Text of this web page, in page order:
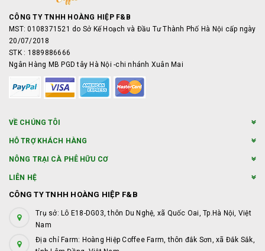
CÔNG TY TNHH HOÀNG HIỆP F&B
MST: 0108371521 do Sở Kế Hoạch và Đầu Tư Thành Phố Hà Nội cấp ngày
20/07/2018
STK : 1889886666
Ngân Hàng MB PGD tây Hà Nội -chi nhánh Xuân Mai
VỀ CHÚNG TÔI
HỖ TRỢ KHÁCH HÀNG
NÔNG TRẠI CÀ PHÊ HỮU CƠ
LIÊN HỆ
CÔNG TY TNHH HOÀNG HIỆP F&B
Trụ sở: Lô E18-DG03, thôn Du Nghệ, xã Quốc Oai, Tp.Hà Nội, Việt
Nam
Địa chỉ Farm: Hoàng Hiệp Coffee Farm, thôn đắk Sơn, xã Đắk Sắk,